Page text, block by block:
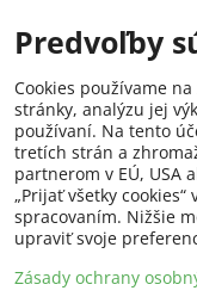
Predvoľby
Cookies používame
stránky, analýzu jej
používaní. Na tento
tretích strán a
partnerom v EÚ, USA
„Prijať všetky
spracovaním. Nižšie
upraviť svoje
Zásady ochrany